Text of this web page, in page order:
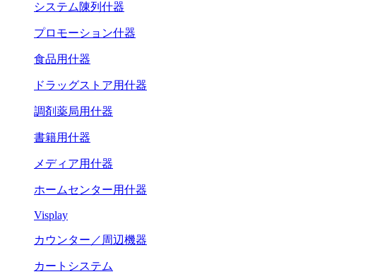
システム陳列什器
プロモーション什器
食品用什器
ドラッグストア用什器
調剤薬局用什器
書籍用什器
メディア用什器
ホームセンター用什器
Visplay
カウンター／周辺機器
カートシステム